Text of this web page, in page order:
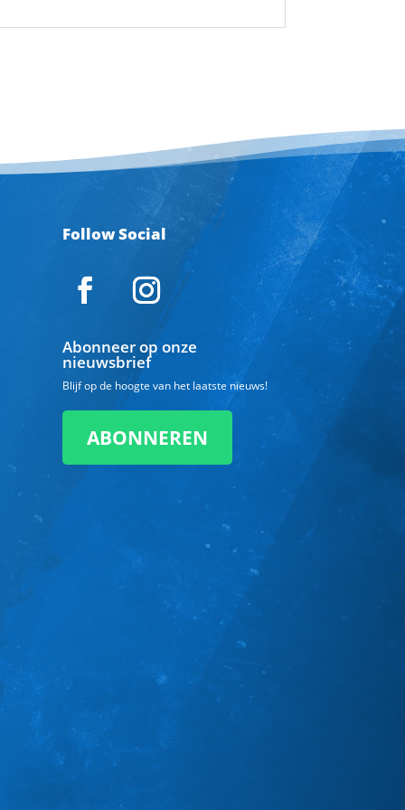
Follow Social
Abonneer op onze
nieuwsbrief
Blijf op de hoogte van het laatste nieuws!
ABONNEREN